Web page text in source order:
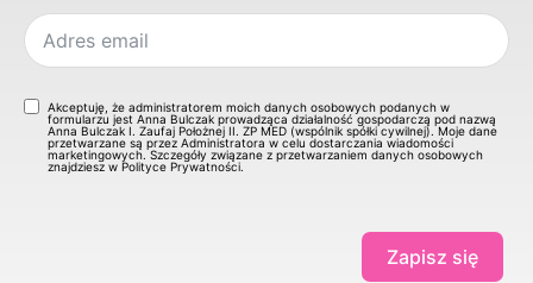
Akceptuję, że administratorem moich danych osobowych podanych w
formularzu jest Anna Bulczak prowadząca działalność gospodarczą pod nazwą
Anna Bulczak I. Zaufaj Położnej II. ZP MED (wspólnik spółki cywilnej). Moje dane
przetwarzane są przez Administratora w celu dostarczania wiadomości
marketingowych. Szczegóły związane z przetwarzaniem danych osobowych
znajdziesz w Polityce Prywatności.
Zapisz się